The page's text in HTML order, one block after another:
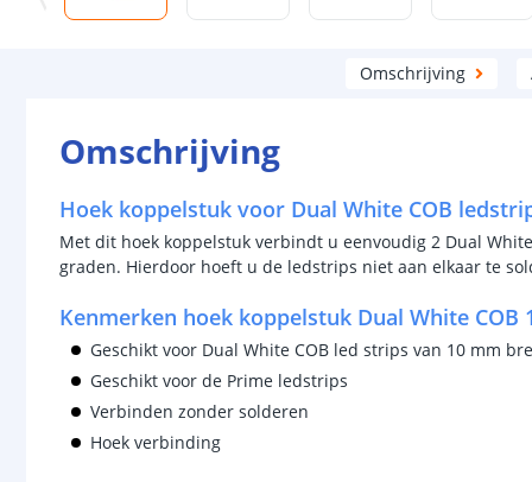
Omschrijving
Omschrijving
Hoek koppelstuk voor Dual White COB
Met dit hoek koppelstuk verbindt u eenvoudig 2 Dual
graden. Hierdoor hoeft u de ledstrips niet aan elkaar te
Kenmerken hoek koppelstuk Dual White COB
Geschikt voor Dual White COB led strips van 10 mm
Geschikt voor de Prime ledstrips
Verbinden zonder solderen
Hoek verbinding